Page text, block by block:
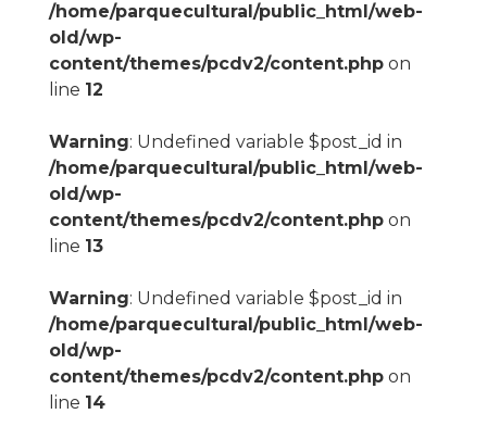
/home/parquecultural/public_html/web-
old/wp-
content/themes/pcdv2/content.phpon
line 12
Warning: Undefined variable $post_id in
/home/parquecultural/public_html/web-
old/wp-
content/themes/pcdv2/content.phpon
line 13
Warning: Undefined variable $post_id in
/home/parquecultural/public_html/web-
old/wp-
content/themes/pcdv2/content.phpon
line 14